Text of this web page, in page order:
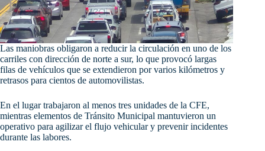
Las maniobras obligaron a reducir la circulación en uno de los
carriles con dirección de norte a sur, lo que provocó largas
filas de vehículos que se extendieron por varios kilómetros y
retrasos para cientos de automovilistas.
En el lugar trabajaron al menos tres unidades de la CFE,
mientras elementos de Tránsito Municipal mantuvieron un
operativo para agilizar el flujo vehicular y prevenir incidentes
durante las labores.